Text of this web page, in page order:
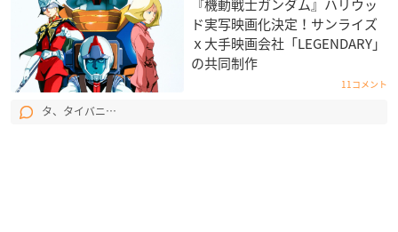
『機動戦士ガンダム』ハリウッ
ド実写映画化決定！サンライズ
ｘ大手映画会社​「LEGENDARY​​」
の共同制作
11コメント
タ、タイバニ…